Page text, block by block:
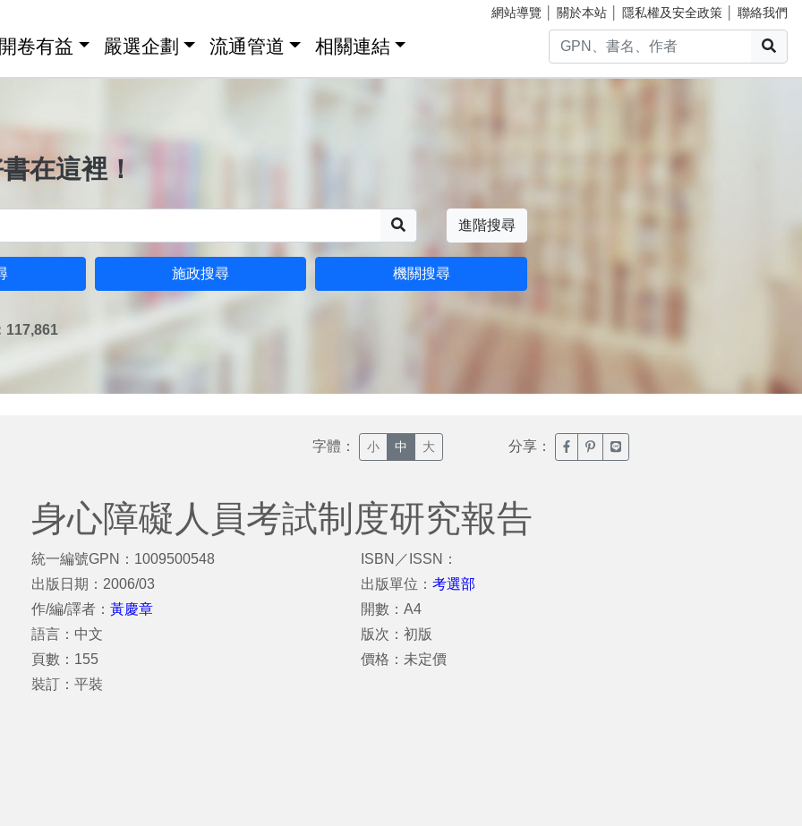
網站導覽 關於本站 隱私權及安全政策 聯絡我們
卷有益 嚴選企劃 流通管道 相關連結
在這裡！
進階搜尋
施政搜尋 機關搜尋
117,861
字體： 小 中 大 分享： 臉書分享(另開新視窗)
噗浪分享(另開新視窗)
Line分享(另開新視窗)
身心障礙人員考試制度研究報告
統一編號GPN：1009500548
出版日期：2006/03
作/編/譯者： 黃慶章
語言：中文
頁數：155
裝訂：平裝
ISBN／ISSN：
出版單位：考選部
開數：A4
版次：初版
價格：未定價